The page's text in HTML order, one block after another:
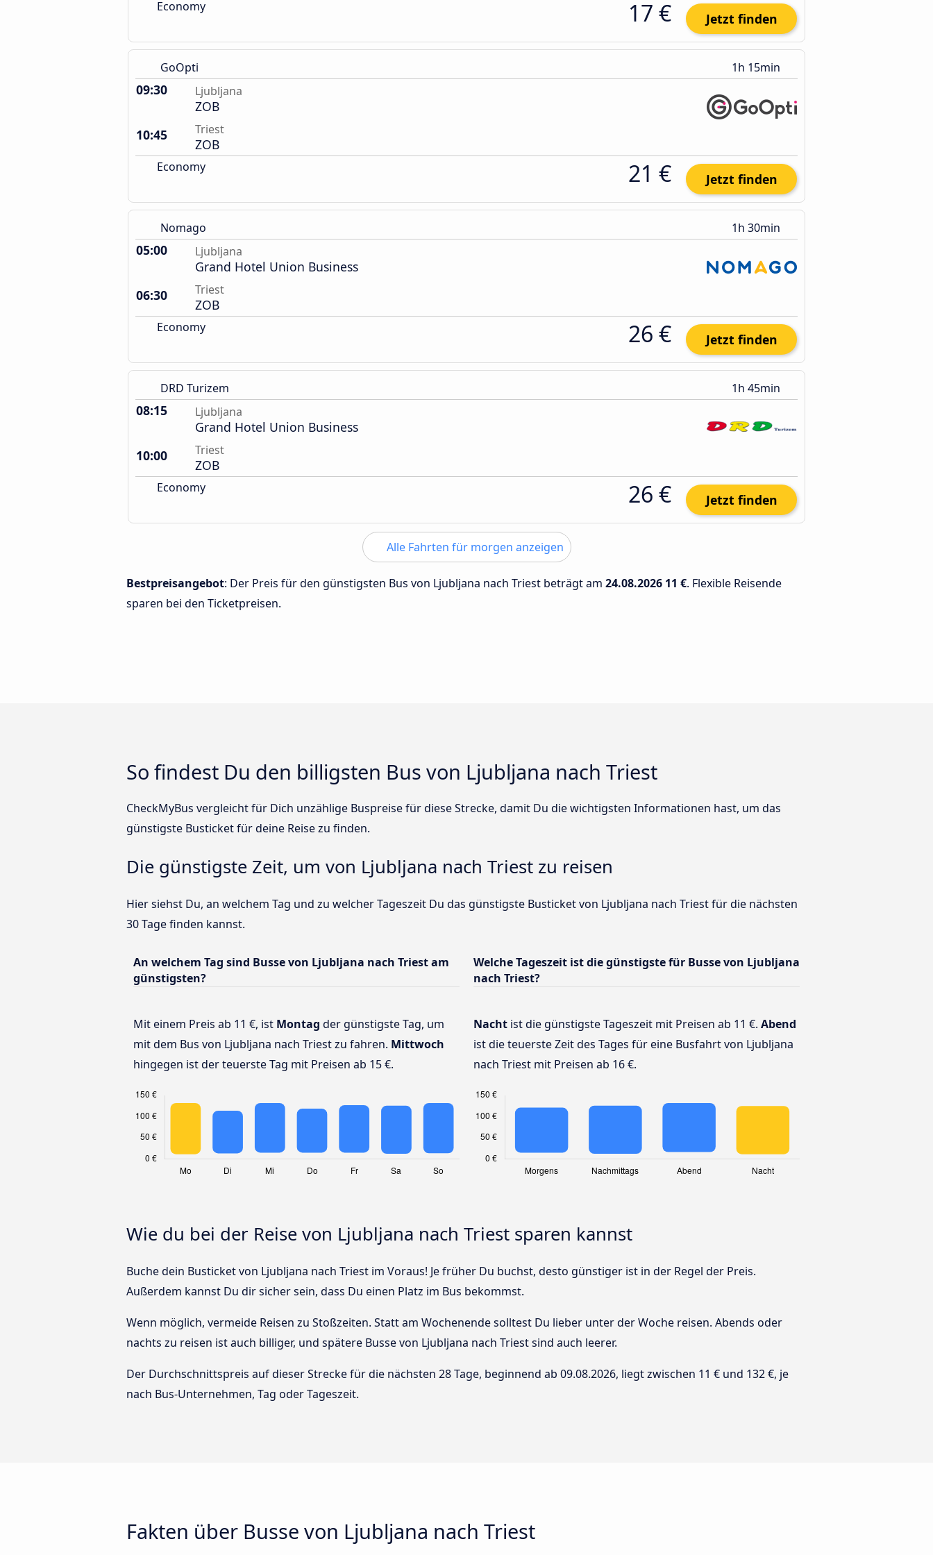
Economy 17 € Jetzt finden
GoOpti 1h 15min
09:30 Ljubljana
ZOB
10:45
Triest
ZOB
Economy 21 € Jetzt finden
Nomago 1h 30min
05:00 Ljubljana
Grand Hotel Union Business
06:30
Triest
ZOB
Economy 26 € Jetzt finden
DRD Turizem 1h 45min
08:15 Ljubljana
Grand Hotel Union Business
10:00
Triest
ZOB
Economy 26 € Jetzt finden
Alle Fahrten für morgen anzeigen
Bestpreisangebot: Der Preis für den günstigsten Bus von Ljubljana nach Triest beträgt am 24.08.2026 11 €. Flexible Reisende
sparen bei den Ticketpreisen.
So findest Du den billigsten Bus von Ljubljana nach Triest
CheckMyBus vergleicht für Dich unzählige Buspreise für diese Strecke, damit Du die wichtigsten Informationen hast, um das
günstigste Busticket für deine Reise zu finden.
Die günstigste Zeit, um von Ljubljana nach Triest zu reisen
Hier siehst Du, an welchem Tag und zu welcher Tageszeit Du das günstigste Busticket von Ljubljana nach Triest für die nächsten
30 Tage finden kannst.
An welchem Tag sind Busse von Ljubljana nach Triest am
günstigsten?
Mit einem Preis ab 11 €, ist Montag der günstigste Tag, um
mit dem Bus von Ljubljana nach Triest zu fahren. Mittwoch
hingegen ist der teuerste Tag mit Preisen ab 15 €.
Welche Tageszeit ist die günstigste für Busse von Ljubljana
nach Triest?
Nacht ist die günstigste Tageszeit mit Preisen ab 11 €. Abend
ist die teuerste Zeit des Tages für eine Busfahrt von Ljubljana
nach Triest mit Preisen ab 16 €.
Wie du bei der Reise von Ljubljana nach Triest sparen kannst
Buche dein Busticket von Ljubljana nach Triest im Voraus! Je früher Du buchst, desto günstiger ist in der Regel der Preis.
Außerdem kannst Du dir sicher sein, dass Du einen Platz im Bus bekommst.
Wenn möglich, vermeide Reisen zu Stoßzeiten. Statt am Wochenende solltest Du lieber unter der Woche reisen. Abends oder
nachts zu reisen ist auch billiger, und spätere Busse von Ljubljana nach Triest sind auch leerer.
Der Durchschnittspreis auf dieser Strecke für die nächsten 28 Tage, beginnend ab 09.08.2026, liegt zwischen 11 € und 132 €, je
nach Bus-Unternehmen, Tag oder Tageszeit.
Fakten über Busse von Ljubljana nach Triest